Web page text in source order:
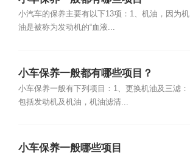
小汽车的保养主要有以下13项：1、机油，因为机
油是被称为发动机的“血液...
小车保养一般都有哪些项目？
小车保养一般有下列项目：1、更换机油及三滤：
包括发动机及机油，机油滤清...
小车保养一般哪些项目